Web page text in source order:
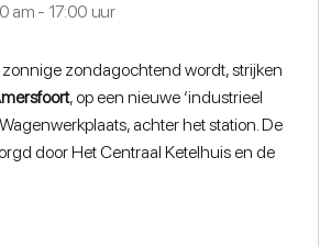
am - 17:00 uur
zonnige zondagochtend wordt, strijken
, op een nieuwe ‘industrieel
achter het station. De
door Het Centraal Ketelhuis en de